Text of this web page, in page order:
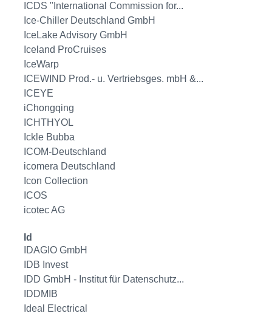
ICDS "International Commission for...
Ice-Chiller Deutschland GmbH
IceLake Advisory GmbH
Iceland ProCruises
IceWarp
ICEWIND Prod.- u. Vertriebsges. mbH &...
ICEYE
iChongqing
ICHTHYOL
Ickle Bubba
ICOM-Deutschland
icomera Deutschland
Icon Collection
ICOS
icotec AG
Id
IDAGIO GmbH
IDB Invest
IDD GmbH - Institut für Datenschutz...
IDDMIB
Ideal Electrical